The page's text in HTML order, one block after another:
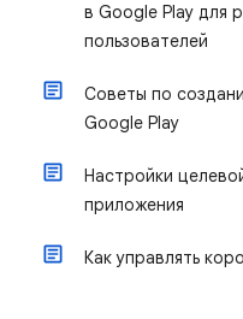
в Google Play для
пользователей
Советы по
Google Play
Настройки
приложения
Как управлять